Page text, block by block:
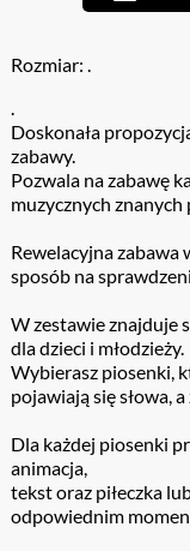
Rozmiar: .
.
Doskonała
zabawy.
Pozwala na zabawę
muzycznych
Rewelacyjna zabawa
sposób na
W zestawie znajduje
dla dzieci i młodzieży.
Wybierasz piosenki,
pojawiają się słowa,
Dla każdej piosenki
animacja,
tekst oraz piłeczka
odpowiednim